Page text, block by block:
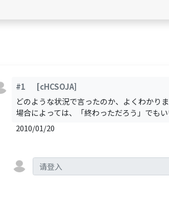
#1
[cHCSOJA]
どのような状況で言ったのか、よくわかりま
場合によっては、「終わっただろう」でもい
2010/01/20